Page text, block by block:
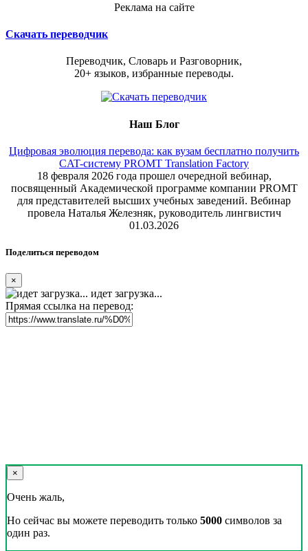
Реклама на сайте
Скачать переводчик
Переводчик, Словарь и Разговорник,
20+ языков, избранные переводы.
Наш Блог
Цифровая эволюция перевода: как вузам бесплатно получить
CAT-систему PROMT Translation Factory
18 февраля 2026 года прошел очередной вебинар,
посвященный Академической программе компании PROMT
для представителей высших учебных заведений. Вебинар
провела Наталья Железняк, руководитель лингвистич
01.03.2026
Поделиться переводом
×
идет загрузка...
Прямая ссылка на перевод:
×
Очень жаль,
Но сейчас вы можете переводить только 5000 символов за
один раз.